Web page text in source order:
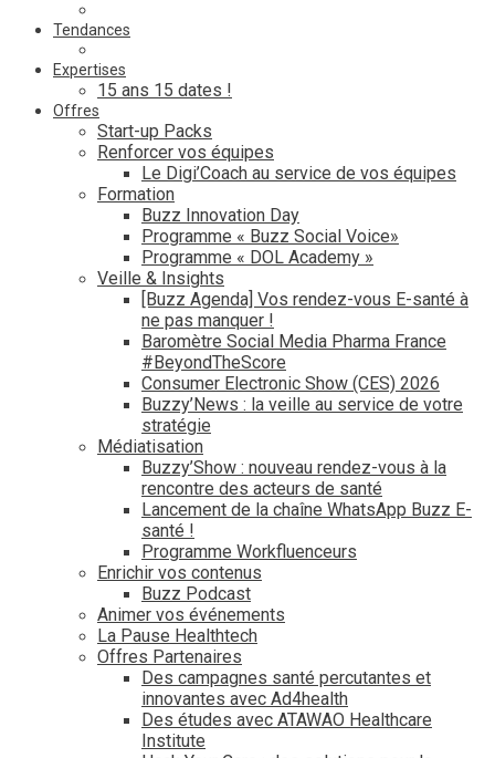
Tendances
Expertises
15 ans 15 dates !
Offres
Start-up Packs
Renforcer vos équipes
Le Digi’Coach au service de vos équipes
Formation
Buzz Innovation Day
Programme « Buzz Social Voice»
Programme « DOL Academy »
Veille & Insights
[Buzz Agenda] Vos rendez-vous E-santé à
ne pas manquer !
Baromètre Social Media Pharma France
#BeyondTheScore
Consumer Electronic Show (CES) 2026
Buzzy’News : la veille au service de votre
stratégie
Médiatisation
Buzzy’Show : nouveau rendez-vous à la
rencontre des acteurs de santé
Lancement de la chaîne WhatsApp Buzz E-
santé !
Programme Workfluenceurs
Enrichir vos contenus
Buzz Podcast
Animer vos événements
La Pause Healthtech
Offres Partenaires
Des campagnes santé percutantes et
innovantes avec Ad4health
Des études avec ATAWAO Healthcare
Institute